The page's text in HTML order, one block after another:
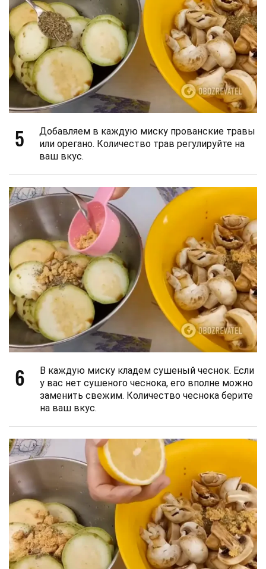
5
Добавляем в каждую миску прованские травы
или орегано. Количество трав регулируйте на
ваш вкус.
6
В каждую миску кладем сушеный чеснок. Если
у вас нет сушеного чеснока, его вполне можно
заменить свежим. Количество чеснока берите
на ваш вкус.